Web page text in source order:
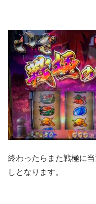
終わったらまた戦極に
しとなります。